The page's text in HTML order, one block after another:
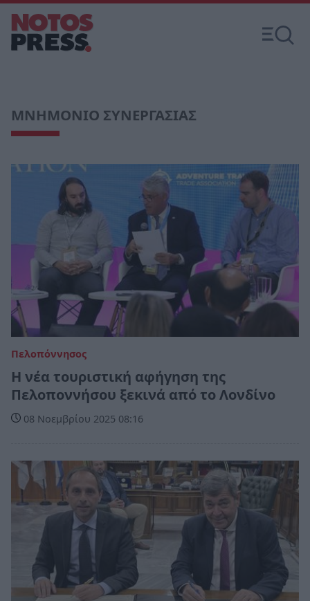
ΜΝΗΜΟΝΙΟ ΣΥΝΕΡΓΑΣΙΑΣ
Πελοπόννησος
Η νέα τουριστική αφήγηση της
Πελοποννήσου ξεκινά από το Λονδίνο
08 Νοεμβρίου 2025 08:16